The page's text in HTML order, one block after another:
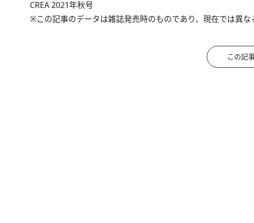
CREA 2021年秋号
※この記事のデータは雑誌発売時のものであり、現在では異な
この記